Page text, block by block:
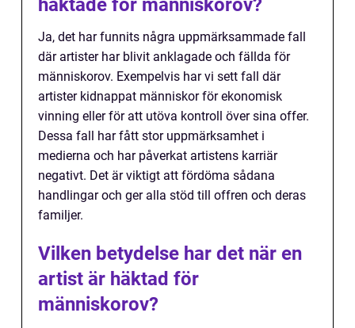
häktade för människorov?
Ja, det har funnits några uppmärksammade fall
där artister har blivit anklagade och fällda för
människorov. Exempelvis har vi sett fall där
artister kidnappat människor för ekonomisk
vinning eller för att utöva kontroll över sina offer.
Dessa fall har fått stor uppmärksamhet i
medierna och har påverkat artistens karriär
negativt. Det är viktigt att fördöma sådana
handlingar och ger alla stöd till offren och deras
familjer.
Vilken betydelse har det när en
artist är häktad för
människorov?